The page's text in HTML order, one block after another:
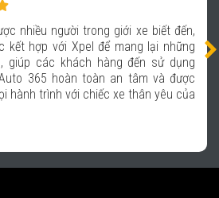
nhiều người trong giới xe biết đến,
kết hợp với Xpel để mang lại những
giúp các khách hàng đến sử dụng
365 hoàn toàn an tâm và được
hành trình với chiếc xe thân yêu của